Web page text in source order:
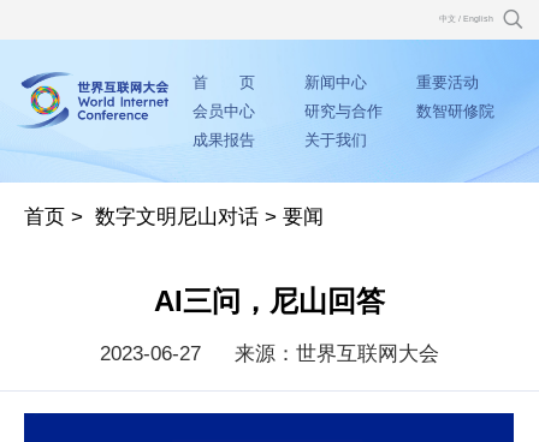
中文 / English
首 页 新闻中心
重要活动
会员中心
研究与合作
数智研修院
成果报告
关于我们
首页 > 数字文明尼山对话 >要闻
AI三问，尼山回答
2023-06-27 来源：世界互联网大会